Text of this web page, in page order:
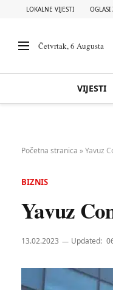
LOKALNE VIJESTI OGLASI
Četvrtak, 6 Augusta
VIJESTI
Početna stranica »Yavuz
BIZNIS
Yavuz
13.02.2023 Updated: